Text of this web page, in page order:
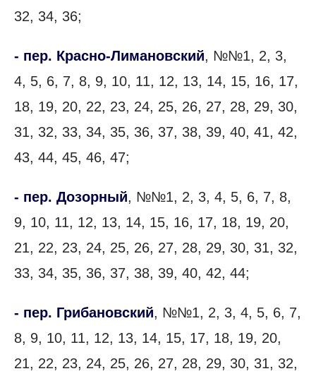
32, 34, 36;
- пер. Красно-Лимановский, №№1, 2, 3,
4, 5, 6, 7, 8, 9, 10, 11, 12, 13, 14, 15, 16, 17,
18, 19, 20, 22, 23, 24, 25, 26, 27, 28, 29, 30,
31, 32, 33, 34, 35, 36, 37, 38, 39, 40, 41, 42,
43, 44, 45, 46, 47;
- пер. Дозорный, №№1, 2, 3, 4, 5, 6, 7, 8,
9, 10, 11, 12, 13, 14, 15, 16, 17, 18, 19, 20,
21, 22, 23, 24, 25, 26, 27, 28, 29, 30, 31, 32,
33, 34, 35, 36, 37, 38, 39, 40, 42, 44;
- пер. Грибановский, №№1, 2, 3, 4, 5, 6, 7,
8, 9, 10, 11, 12, 13, 14, 15, 17, 18, 19, 20,
21, 22, 23, 24, 25, 26, 27, 28, 29, 30, 31, 32,